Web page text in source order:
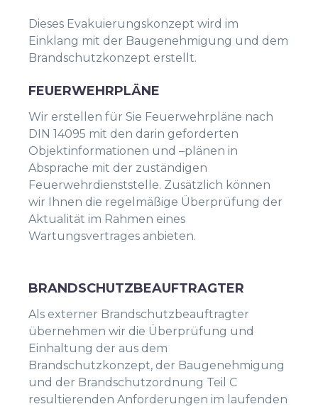
Dieses Evakuierungskonzept wird im
Einklang mit der Baugenehmigung und dem
Brandschutzkonzept erstellt.
FEUERWEHRPLÄNE
Wir erstellen für Sie Feuerwehrpläne nach
DIN 14095 mit den darin geforderten
Objektinformationen und –plänen in
Absprache mit der zuständigen
Feuerwehrdienststelle. Zusätzlich können
wir Ihnen die regelmäßige Überprüfung der
Aktualität im Rahmen eines
Wartungsvertrages anbieten.
BRANDSCHUTZBEAUFTRAGTER
Als externer Brandschutzbeauftragter
übernehmen wir die Überprüfung und
Einhaltung der aus dem
Brandschutzkonzept, der Baugenehmigung
und der Brandschutzordnung Teil C
resultierenden Anforderungen im laufenden